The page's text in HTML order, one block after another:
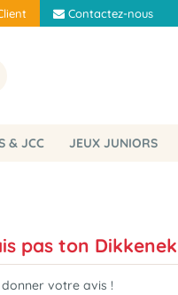
Contactez-nous
& JCC JEUX JUNIORS
pas ton
votre avis !